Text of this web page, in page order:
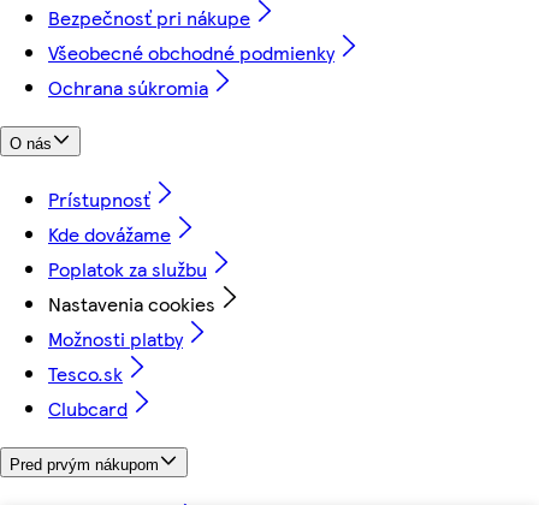
Bezpečnosť pri nákupe
Všeobecné obchodné podmienky
Ochrana súkromia
O nás
Prístupnosť
Kde dovážame
Poplatok za službu
Nastavenia cookies
Možnosti platby
Tesco.sk
Clubcard
Pred prvým nákupom